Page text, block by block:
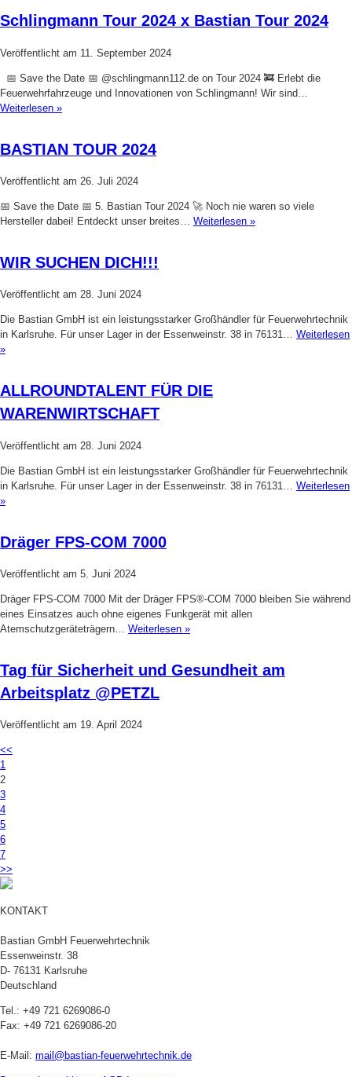
Schlingmann Tour 2024 x Bastian Tour 2024
Veröffentlicht am 11. September 2024
📅 Save the Date 📅 @schlingmann112.de on Tour 2024 🚒 Erlebt die
Feuerwehrfahrzeuge und Innovationen von Schlingmann! Wir sind…
Weiterlesen »
BASTIAN TOUR 2024
Veröffentlicht am 26. Juli 2024
📅 Save the Date 📅 5. Bastian Tour 2024 🚀 Noch nie waren so viele
Hersteller dabei! Entdeckt unser breites… Weiterlesen »
WIR SUCHEN DICH!!!
Veröffentlicht am 28. Juni 2024
Die Bastian GmbH ist ein leistungsstarker Großhändler für Feuerwehrtechnik
in Karlsruhe. Für unser Lager in der Essenweinstr. 38 in 76131… Weiterlesen
»
ALLROUNDTALENT FÜR DIE
WARENWIRTSCHAFT
Veröffentlicht am 28. Juni 2024
Die Bastian GmbH ist ein leistungsstarker Großhändler für Feuerwehrtechnik
in Karlsruhe. Für unser Lager in der Essenweinstr. 38 in 76131… Weiterlesen
»
Dräger FPS-COM 7000
Veröffentlicht am 5. Juni 2024
Dräger FPS-COM 7000 Mit der Dräger FPS®-COM 7000 bleiben Sie während
eines Einsatzes auch ohne eigenes Funkgerät mit allen
Atemschutzgeräteträgern… Weiterlesen »
Tag für Sicherheit und Gesundheit am
Arbeitsplatz @PETZL
Veröffentlicht am 19. April 2024
<<
1
2
3
4
5
6
7
>>
KONTAKT
Bastian GmbH Feuerwehrtechnik
Essenweinstr. 38
D- 76131 Karlsruhe
Deutschland
Tel.: +49 721 6269086-0
Fax: +49 721 6269086-20
E-Mail: mail@bastian-feuerwehrtechnik.de